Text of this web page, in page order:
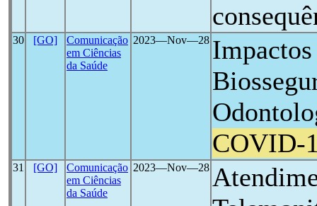
30 [GO]
Comunicação
em Ciências
da Saúde
2023―Nov―28
COVID-
31 [GO]
Comunicação
em Ciências
da Saúde
2023―Nov―28